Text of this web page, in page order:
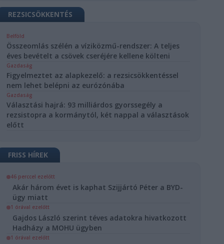
REZSICSÖKKENTÉS
Belföld
Összeomlás szélén a víziközmű-rendszer: A teljes
éves bevételt a csövek cseréjére kellene költeni
Gazdaság
Figyelmeztet az alapkezelő: a rezsicsökkentéssel
nem lehet belépni az eurózónába
Gazdaság
Választási hajrá: 93 milliárdos gyorssegély a
rezsistopra a kormánytól, két nappal a választások
előtt
FRISS HÍREK
46 perccel ezelőtt
Akár három évet is kaphat Szijjártó Péter a BYD-
ügy miatt
1 órával ezelőtt
Gajdos László szerint téves adatokra hivatkozott
Hadházy a MOHU ügyben
1 órával ezelőtt